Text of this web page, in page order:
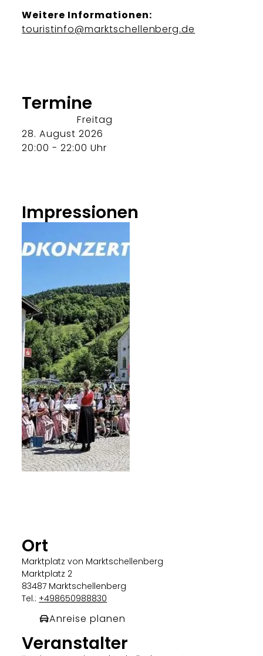
Weitere Informationen:
touristinfo@marktschellenberg.de
Termine
Freitag
28. August 2026
20:00 - 22:00 Uhr
Impressionen
Ort
Marktplatz von Marktschellenberg
Marktplatz 2
83487 Marktschellenberg
Tel.:+498650988830
Anreise planen
Veranstalter